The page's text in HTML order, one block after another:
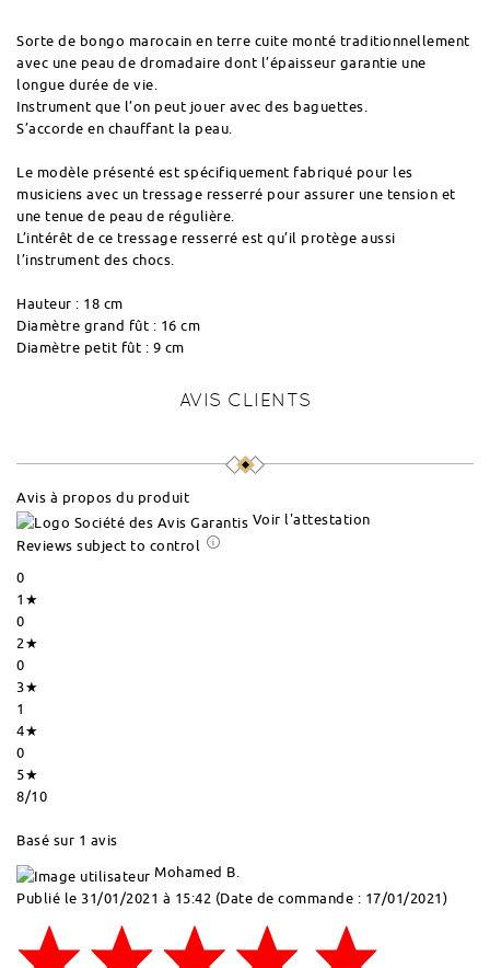
Sorte de bongo marocain en terre cuite monté traditionnellement
avec une peau de dromadaire dont l’épaisseur garantie une
longue durée de vie.
Instrument que l’on peut jouer avec des baguettes.
S’accorde en chauffant la peau.
Le modèle présenté est spécifiquement fabriqué pour les
musiciens avec un tressage resserré pour assurer une tension et
une tenue de peau de régulière.
L’intérêt de ce tressage resserré est qu’il protège aussi
l’instrument des chocs.
Hauteur : 18 cm
Diamètre grand fût : 16 cm
Diamètre petit fût : 9 cm
AVIS CLIENTS
Avis à propos du produit
Voir l'attestation
Reviews subject to control
0
1★
0
2★
0
3★
1
4★
0
5★
8/10
Basé sur 1 avis
Mohamed B.
Publié le 31/01/2021 à 15:42 (Date de commande : 17/01/2021)